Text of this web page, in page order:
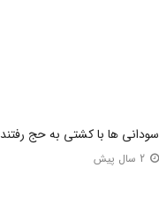
سودانی ها با کشتی به حج رفتند
2 سال پیش